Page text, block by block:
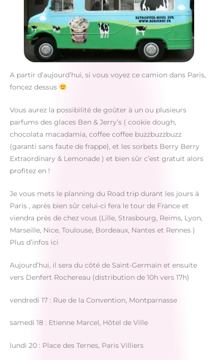
A partir d’aujourd’hui, si vous voyez ce camion dans Paris,
foncez dessus
Vous aurez la possibilité de goûter à un ou plusieurs
parfums des glaces Ben & Jerry’s ( cookie dough,
chocolata macadamia, coffee coffee buzzbuzzbuzz
(garanti sans faute de frappe), et les sorbets Berry Berry
Extraordinary & Lemonade ) et bien sûr c’est gratuit alors
profitez en !
Je vous mets le planning du Road trip durant les jours à
Paris , après bien sûr celui-ci fera le tour de France et
viendra près de chez vous (Lille, Strasbourg, Reims, Lyon,
Marseille, Nice, Toulouse, Bordeaux, Nantes et Rennes )
Plus d’infos ici
Aujourd’hui, il sera du côté de Saint-Germain et ensuite
vers Denfert Rochereau (distribution de 10h vers 17h)
vendredi 17 : Rue de la Convention, Montparnasse
samedi 18 : Etienne Marcel, Hôtel de Ville
lundi 20 : Place des Ternes, Paris Villiers